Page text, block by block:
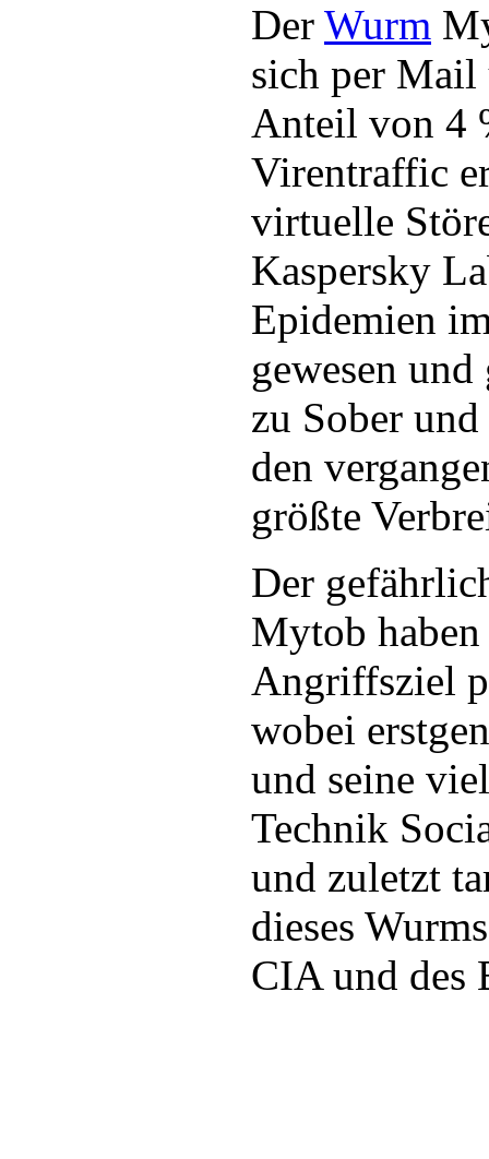
Der Wurm
sich per Mail
Anteil von 4
Virentraffic
virtuelle
Kaspersky
Epidemien
gewesen
zu Sober
den
größte
Der
Mytob
Angriffsziel
wobei
und seine
Technik
und zuletzt
dieses
CIA und des